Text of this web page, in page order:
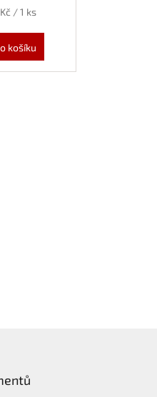
/ 1 ks
košíku